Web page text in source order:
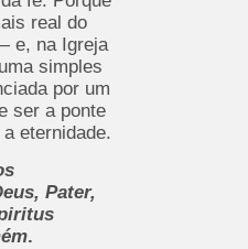
real do
e, na Igreja
simples
por um
ser a ponte
eternidade.
Pater,
.